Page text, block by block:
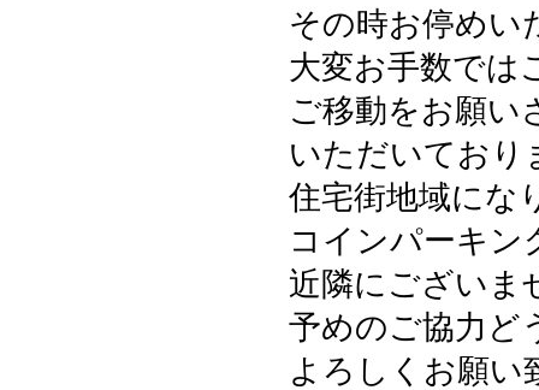
その時お停めい
大変お手数では
ご移動をお願い
いただいており
住宅街地域にな
コインパーキン
近隣にございま
予めのご協力ど
よろしくお願い